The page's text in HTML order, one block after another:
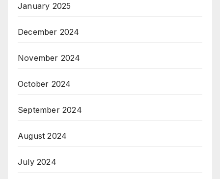
January 2025
December 2024
November 2024
October 2024
September 2024
August 2024
July 2024